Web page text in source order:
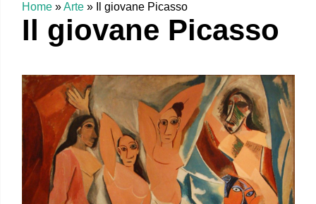
Home »Arte » Il giovane Picasso
Il giovane Picasso